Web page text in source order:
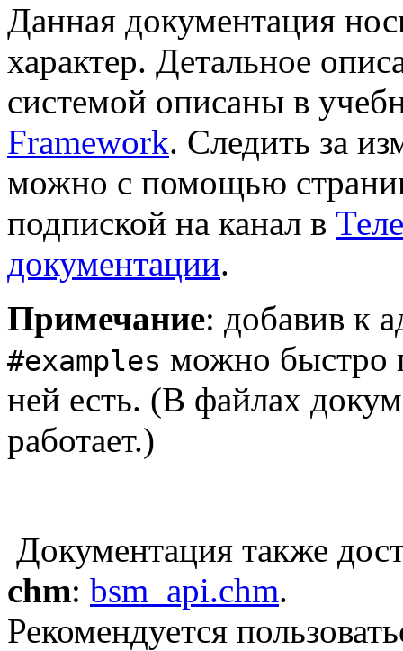
Данная документация
характер. Детальное
системой описаны в
Framework. Следить за
можно с помощью
подпиской на канал в
документации.
Примечание: добавив к
#examples можно быстро
ней есть. (В файлах
работает.)
Документация также
chm: bsm_api.chm.
Рекомендуется